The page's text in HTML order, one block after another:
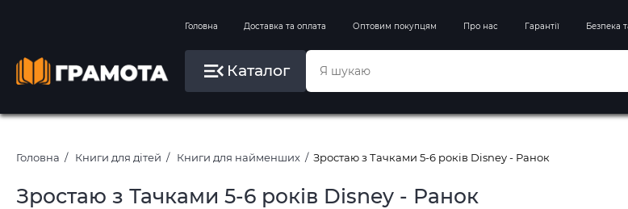
Головна Доставка та оплата Оптовим покупцям Про нас Гарантії Безпека
Каталог
Вправи на зимові канікули
Літо, пляж, плавання, басейни
Картини за номерами
Головна Книги для дітей Книги для найменших Зростаю з Тачками 5-6 років Disney - Ранок
Зростаю з Тачками 5-6 років Disney - Ранок